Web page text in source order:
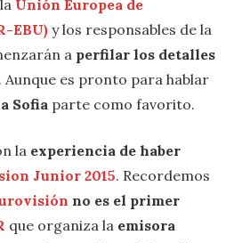
Unión Europea de
EBU) y los responsables de la
a perfilar los detalles
. Aunque es pronto para hablar
Sofia parte como favorito.
la experiencia de haber
Junior 2015. Recordemos
no es el primer
que organiza la emisora